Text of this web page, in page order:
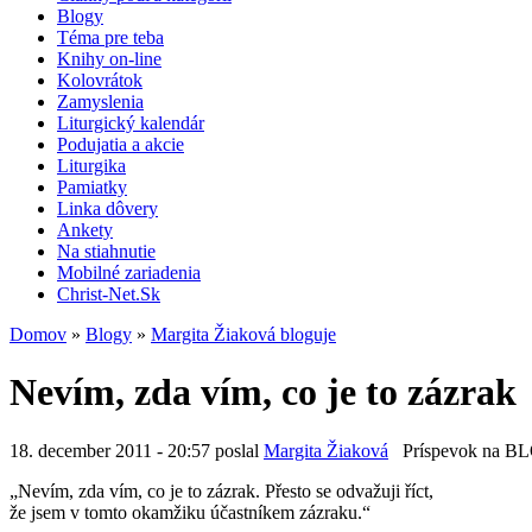
Blogy
Téma pre teba
Knihy on-line
Kolovrátok
Zamyslenia
Liturgický kalendár
Podujatia a akcie
Liturgika
Pamiatky
Linka dôvery
Ankety
Na stiahnutie
Mobilné zariadenia
Christ-Net.Sk
Domov » Blogy » Margita Žiaková bloguje
Nevím, zda vím, co je to zázrak
18. december 2011 - 20:57 poslal Margita Žiaková Príspevok na
„Nevím, zda vím, co je to zázrak. Přesto se odvažuji říct,
že jsem v tomto okamžiku účastníkem zázraku.“